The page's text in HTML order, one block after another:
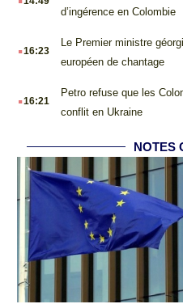
d’ingérence en Colombie
.16:23
Le Premier ministre
européen de chantage
.16:21
Petro refuse que les
conflit en Ukraine
NOTES